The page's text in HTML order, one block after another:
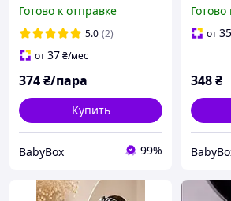
украшения в волосы
Готово к отправке
5.0 (2)
от37₴/мес
374₴/пара
Купить
BabyBox 99%
от35
348₴